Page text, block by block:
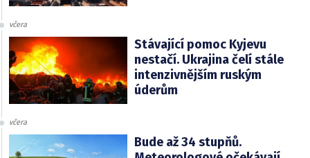
včera
Stávající pomoc Kyjevu
nestačí. Ukrajina čelí stále
intenzivnějším ruským
úderům
včera
Bude až 34 stupňů.